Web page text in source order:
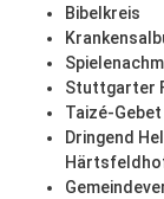
Bibelkreis
Stuttgarter
Taizé-Gebet
Dringend